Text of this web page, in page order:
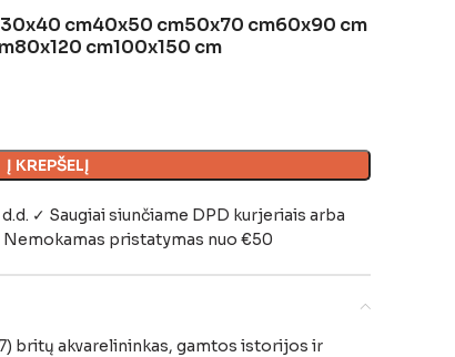
30x40 cm40x50 cm50x70 cm60x90 cm
80x120 cm100x150 cm
Į KREPŠELĮ
✓ Saugiai siunčiame DPD kurjeriais arba
Nemokamas pristatymas nuo €50
britų akvarelininkas, gamtos istorijos ir